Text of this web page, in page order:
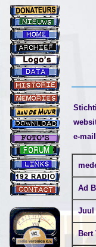
e-
Ad
Juul
Bert